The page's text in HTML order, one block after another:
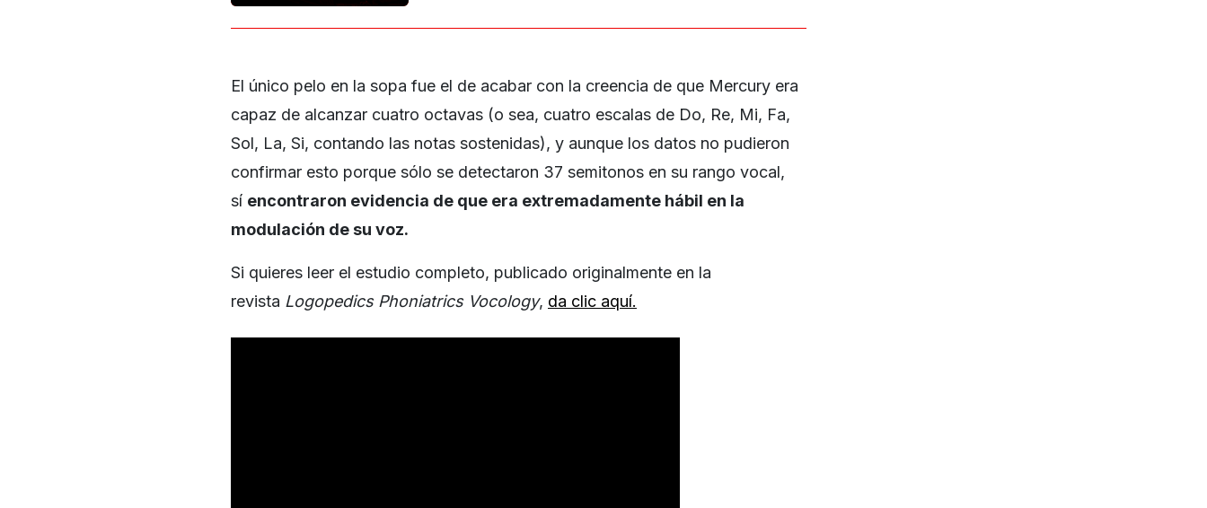
El único pelo en la sopa fue el de acabar con la creencia de que Mercury era
capaz de alcanzar cuatro octavas (o sea, cuatro escalas de Do, Re, Mi, Fa,
Sol, La, Si, contando las notas sostenidas), y aunque los datos no pudieron
confirmar esto porque sólo se detectaron 37 semitonos en su rango vocal,
sí encontraron evidencia de que era extremadamente hábil en la
modulación de su voz.
Si quieres leer el estudio completo, publicado originalmente en la
revista Logopedics Phoniatrics Vocology, da clic aquí.